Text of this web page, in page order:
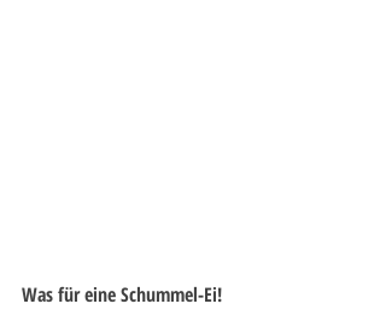
Was für eine Schummel-Ei!